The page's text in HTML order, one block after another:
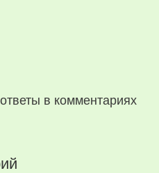
в комментариях